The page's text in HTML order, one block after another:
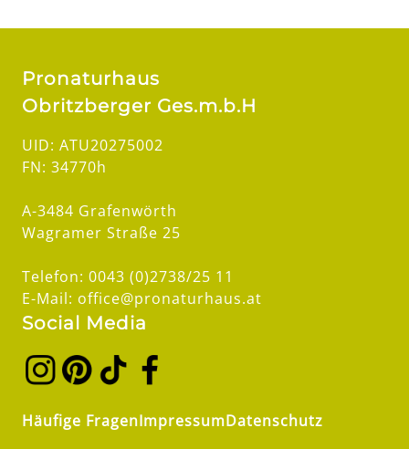
Pronaturhaus
Obritzberger Ges.m.b.H
UID: ATU20275002
FN: 34770h
A-3484 Grafenwörth
Wagramer Straße 25
Telefon: 0043 (0)2738/25 11
E-Mail: office@pronaturhaus.at
Social Media
Häufige FragenImpressumDatenschutz